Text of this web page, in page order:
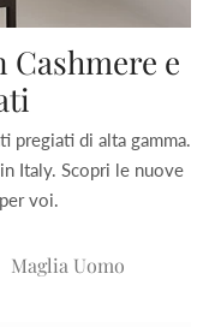
e
pregiati di alta gamma.
Italy. Scopri le nuove
voi.
Maglia Uomo